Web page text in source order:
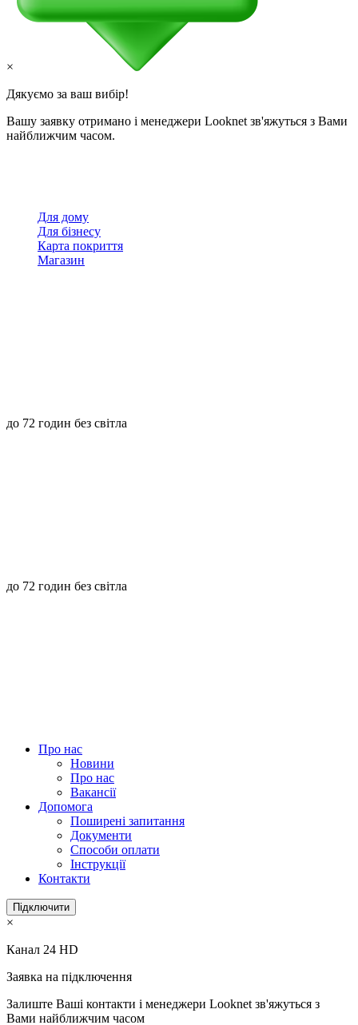
×
Дякуємо за ваш вибір!
Вашу заявку отримано і менеджери Looknet зв'яжуться з Вами
найближчим часом.
Для дому
Для бізнесу
Карта покриття
Магазин
до 72 годин без світла
до 72 годин без світла
Про нас
Новини
Про нас
Вакансії
Допомога
Поширені запитання
Документи
Способи оплати
Інструкції
Контакти
Підключити
×
Канал 24 HD
Заявка на підключення
Залиште Ваші контакти і менеджери Looknet зв'яжуться з
Вами найближчим часом